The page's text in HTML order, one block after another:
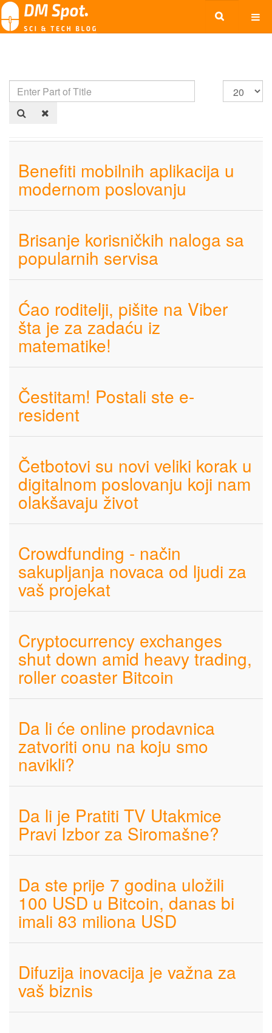
Benefiti mobilnih aplikacija u
modernom poslovanju
Brisanje korisničkih naloga sa
popularnih servisa
Ćao roditelji, pišite na Viber
šta je za zadaću iz
matematike!
Čestitam! Postali ste e-
resident
Četbotovi su novi veliki korak u
digitalnom poslovanju koji nam
olakšavaju život
Crowdfunding - način
sakupljanja novaca od ljudi za
vaš projekat
Cryptocurrency exchanges
shut down amid heavy trading,
roller coaster Bitcoin
Da li će online prodavnica
zatvoriti onu na koju smo
navikli?
Da li je Pratiti TV Utakmice
Pravi Izbor za Siromašne?
Da ste prije 7 godina uložili
100 USD u Bitcoin, danas bi
imali 83 miliona USD
Difuzija inovacija je važna za
vaš biznis